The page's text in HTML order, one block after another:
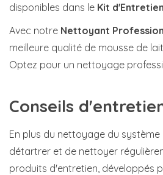
disponibles dans le Kit
Avec notre Nettoyant
meilleure qualité de mousse de
Optez pour un nettoyage
Conseils
En plus du nettoyage du
détartrer et de nettoyer
produits d'entretien, développés